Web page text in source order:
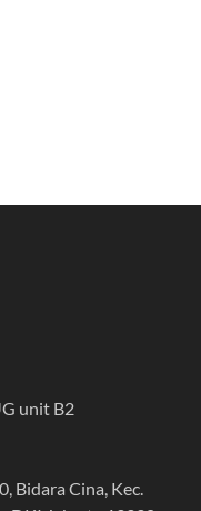
unit B2
Bidara Cina, Kec.